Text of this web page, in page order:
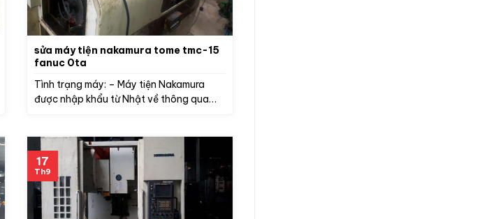
sửa máy tiện nakamura tome tmc-15
fanuc 0ta
Tình trạng máy: – Máy tiện Nakamura
được nhập khẩu từ Nhật về thông qua
17
Th9